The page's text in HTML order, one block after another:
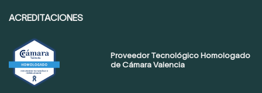
ACREDITACIONES
Proveedor Tecnológico Homologado
de Cámara Valencia